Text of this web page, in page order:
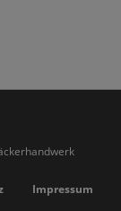
Impressum